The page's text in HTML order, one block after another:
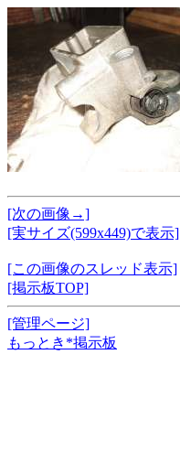
[次の画像→]
[実サイズ(599x449)で表示]
[この画像のスレッド表示]
[掲示板TOP]
[管理ページ]
もっとき*掲示板